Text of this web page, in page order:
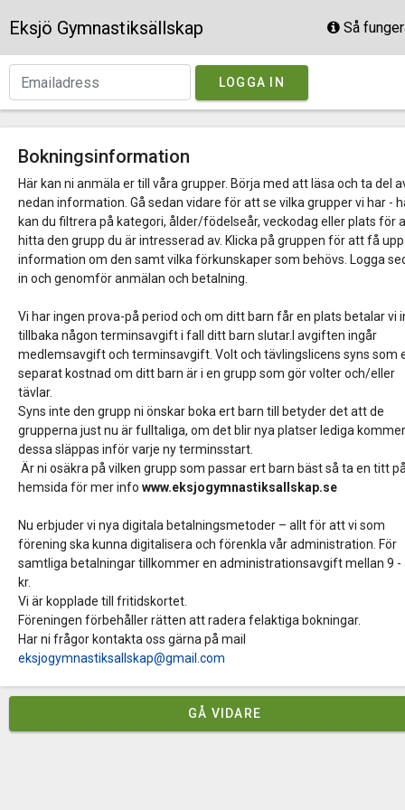
Eksjö Gymnastiksällskap Så
LOGGA IN
Bokningsinformation
Här kan ni anmäla er till våra grupper. Börja med att läsa och ta del
nedan information. Gå sedan vidare för att se vilka grupper vi har -
kan du filtrera på kategori, ålder/födelseår, veckodag eller plats för
hitta den grupp du är intresserad av. Klicka på gruppen för att få
information om den samt vilka förkunskaper som behövs. Logga
in och genomför anmälan och betalning.
Vi har ingen prova-på period och om ditt barn får en plats betalar vi
tillbaka någon terminsavgift i fall ditt barn slutar.I avgiften ingår
medlemsavgift och terminsavgift. Volt och tävlingslicens syns som
separat kostnad om ditt barn är i en grupp som gör volter och/eller
tävlar.
Syns inte den grupp ni önskar boka ert barn till betyder det att de
grupperna just nu är fulltaliga, om det blir nya platser lediga
dessa släppas inför varje ny terminsstart.
Är ni osäkra på vilken grupp som passar ert barn bäst så ta en titt
hemsida för mer infowww.eksjogymnastiksallskap.se
Nu erbjuder vi nya digitala betalningsmetoder – allt för att vi som
förening ska kunna digitalisera och förenkla vår administration. För
samtliga betalningar tillkommer en administrationsavgift mellan 9 -
kr.
Vi är kopplade till fritidskortet.
Föreningen förbehåller rätten att radera felaktiga bokningar.
Har ni frågor kontakta oss gärna på mail
eksjogymnastiksallskap@gmail.com
GÅ VIDARE